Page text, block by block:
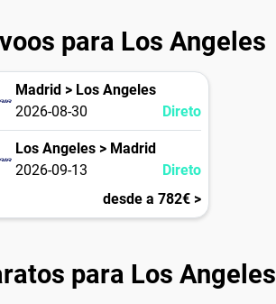
para Los Angeles
Madrid > Los Angeles
2026-08-30
Direto
Los Angeles > Madrid
2026-09-13
Direto
desde a 782€ >
para Los Angeles